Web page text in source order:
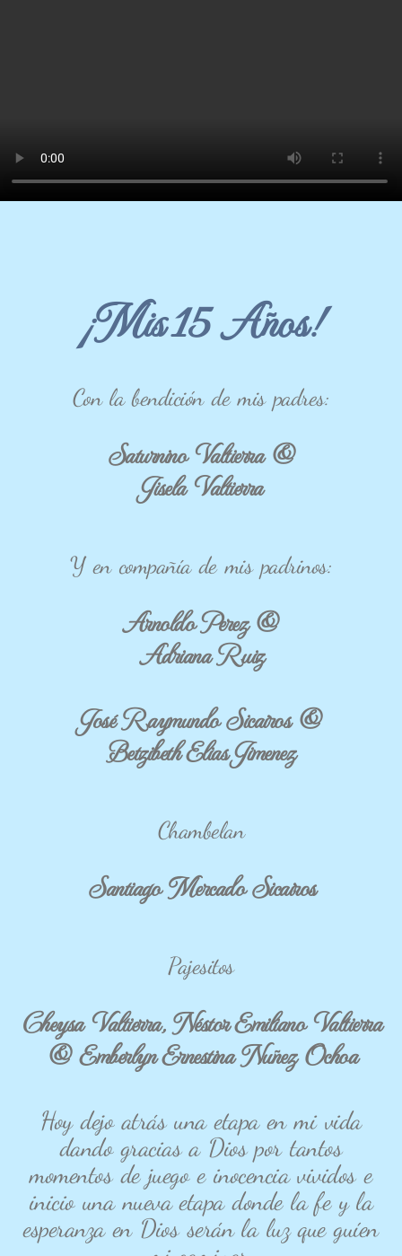
¡Mis 15 Años!
Con la bendición de mis padres:
Saturnino Valtierra &
Jisela Valtierra
Y en compañía de mis padrinos:
Arnoldo Perez &
Adriana Ruiz
José Raymundo Sicairos &
Betzibeth Elias Jimenez
Chambelan
Santiago Mercado Sicairos
Pajesitos
Cheysa Valtierra, Néstor Emiliano Valtierra
& Emberlyn Ernestina Nuñez Ochoa
Hoy dejo atrás una etapa en mi vida
dando gracias a Dios por tantos
momentos de juego e inocencia vividos e
inicio una nueva etapa donde la fe y la
esperanza en Dios serán la luz que guíen